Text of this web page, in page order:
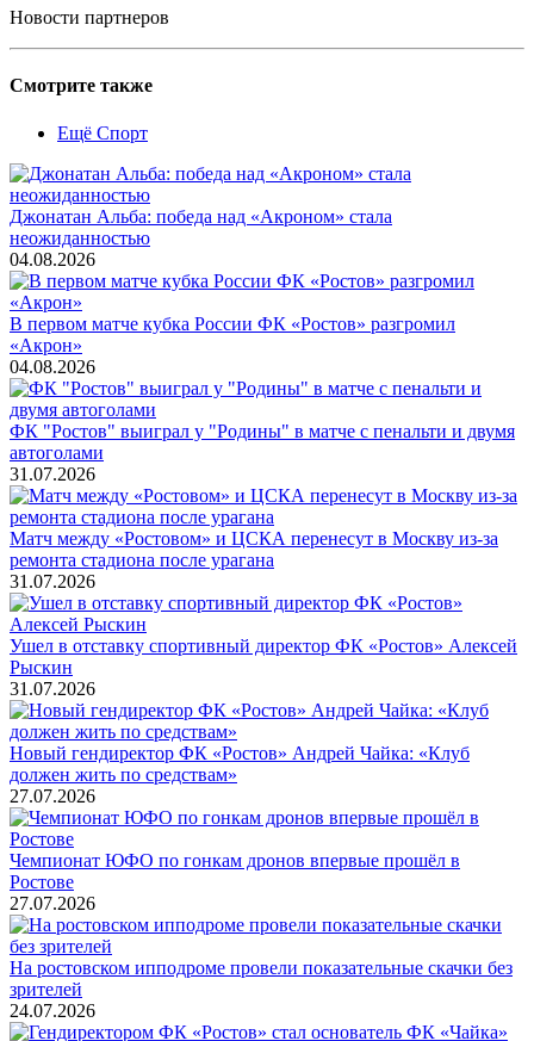
Новости партнеров
Смотрите также
Ещё Спорт
Джонатан Альба: победа над «Акроном» стала
неожиданностью
04.08.2026
В первом матче кубка России ФК «Ростов» разгромил
«Акрон»
04.08.2026
ФК "Ростов" выиграл у "Родины" в матче с пенальти и двумя
автоголами
31.07.2026
Матч между «Ростовом» и ЦСКА перенесут в Москву из-за
ремонта стадиона после урагана
31.07.2026
Ушел в отставку спортивный директор ФК «Ростов» Алексей
Рыскин
31.07.2026
Новый гендиректор ФК «Ростов» Андрей Чайка: «Клуб
должен жить по средствам»
27.07.2026
Чемпионат ЮФО по гонкам дронов впервые прошёл в
Ростове
27.07.2026
На ростовском ипподроме провели показательные скачки без
зрителей
24.07.2026